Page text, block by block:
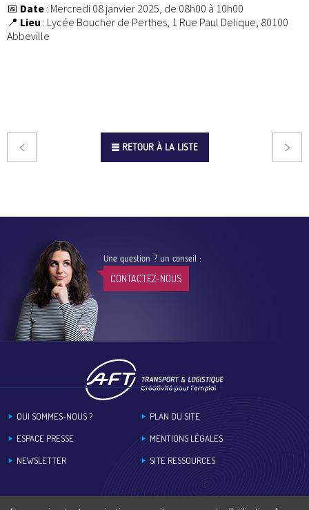
📅 Date : Mercredi 08 janvier 2025, de 08h00 à 10h00
📍 Lieu : Lycée Boucher de Perthes, 1 Rue Paul Delique, 80100
Abbeville
RETOUR À LA LISTE
Une question ? un conseil :
CONTACTEZ-NOUS
QUI SOMMES-NOUS ?
ESPACE PRESSE
NEWSLETTER
PLAN DU SITE
MENTIONS LÉGALES
SITE RESSOURCES